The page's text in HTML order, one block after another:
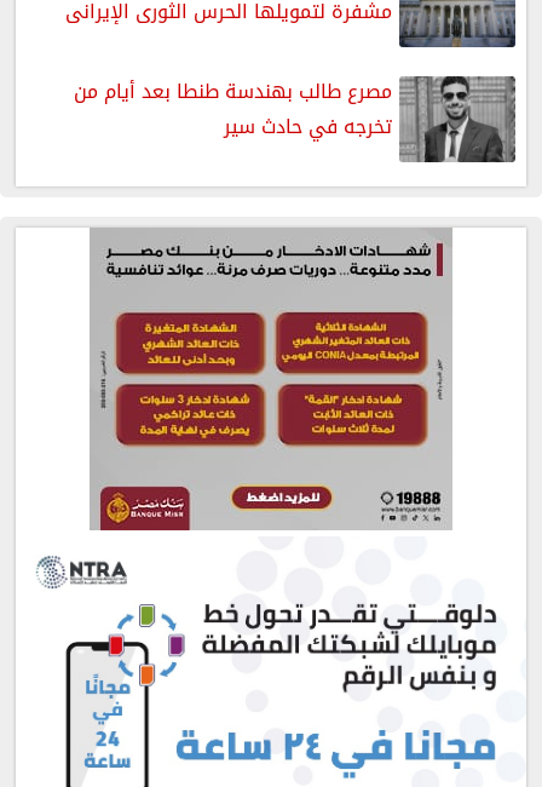
مشفرة لتمويلها الحرس الثورى الإيرانى
مصرع طالب بهندسة طنطا بعد أيام من
تخرجه في حادث سير